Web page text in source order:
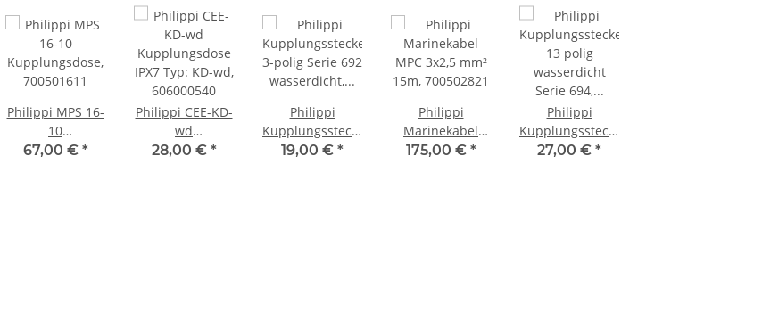
Philippi MPS 16-
10
Kupplungsdose,
67,00 € *
Philippi CEE-KD-
wd
Kupplungsdose
28,00 € *
Philippi
Kupplungsstecker
3-polig Serie 692
19,00 € *
Philippi
Marinekabel
MPC 3x2,5 mm²
175,00 € *
Philippi
Kupplungsstecker
13 polig
27,00 € *